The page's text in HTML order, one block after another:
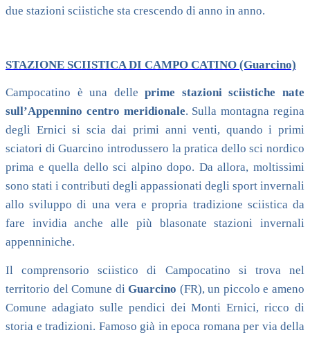
due stazioni sciistiche sta crescendo di anno in anno.
STAZIONE SCIISTICA DI CAMPO CATINO (Guarcino)
Campocatino è una delleprime stazioni sciistiche nate
sull’Appennino centro meridionale. Sulla montagna regina
degli Ernici si scia dai primi anni venti, quando i primi
sciatori di Guarcino introdussero la pratica dello sci nordico
prima e quella dello sci alpino dopo. Da allora, moltissimi
sono stati i contributi degli appassionati degli sport invernali
allo sviluppo di una vera e propria tradizione sciistica da
fare invidia anche alle più blasonate stazioni invernali
appenniniche.
Il comprensorio sciistico di Campocatino si trova nel
territorio del Comune diGuarcino (FR), un piccolo e ameno
Comune adagiato sulle pendici dei Monti Ernici, ricco di
storia e tradizioni. Famoso già in epoca romana per via della